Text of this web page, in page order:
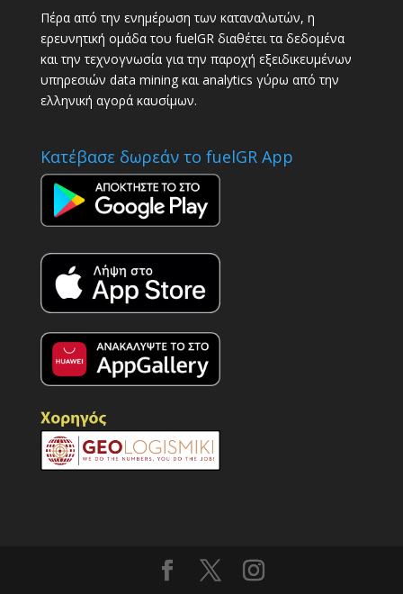
Πέρα από την ενημέρωση των καταναλωτών, η
ερευνητική ομάδα του fuelGR διαθέτει τα δεδομένα
και την τεχνογνωσία για την παροχή εξειδικευμένων
υπηρεσιών data mining και analytics γύρω από την
ελληνική αγορά καυσίμων.
Κατέβασε δωρεάν το fuelGR App